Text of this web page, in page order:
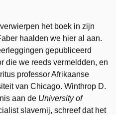
het boek in zijn
haalden we hier al aan.
gepubliceerd
die we reeds vermeldden, en
professor Afrikaanse
van Chicago. Winthrop D.
aan de University of
slavernij, schreef dat het